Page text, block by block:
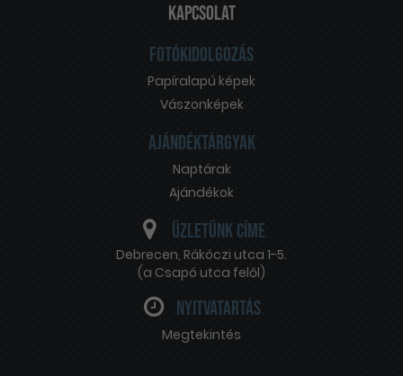
Kapcsolat
Fotókidolgozás
Papíralapú képek
Vászonképek
Ajándéktárgyak
Naptárak
Ajándékok
Üzletünk címe
Debrecen, Rákóczi utca 1-5.
(a Csapó utca felől)
Nyitvatartás
Megtekintés